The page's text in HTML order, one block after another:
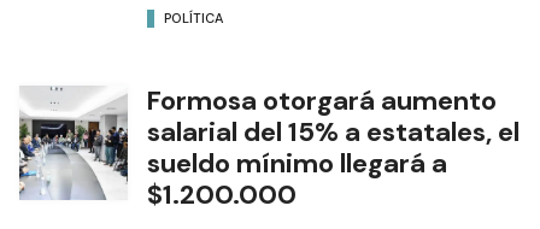
POLÍTICA
Formosa otorgará aumento
salarial del 15% a estatales, el
sueldo mínimo llegará a
$1.200.000